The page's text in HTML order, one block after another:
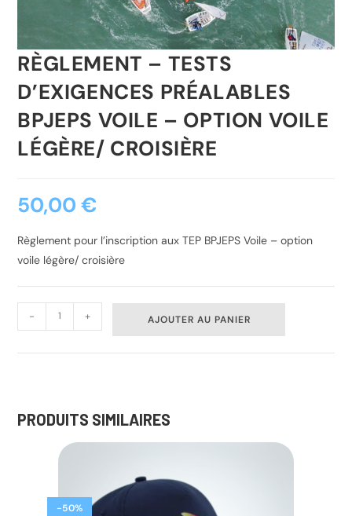
RÈGLEMENT – TESTS
D’EXIGENCES PRÉALABLES
BPJEPS VOILE – OPTION VOILE
LÉGÈRE/ CROISIÈRE
50,00€
Règlement pour l’inscription aux TEP BPJEPS Voile – option
voile légère/ croisière
- + AJOUTER AU PANIER
PRODUITS SIMILAIRES
-50%